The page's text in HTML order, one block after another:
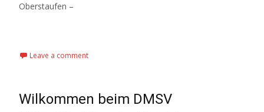
Oberstaufen –
Leave a comment
Wilkommen beim DMSV